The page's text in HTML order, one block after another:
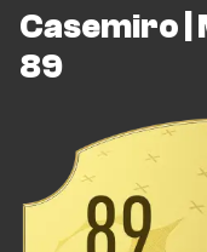
Casemiro |
89